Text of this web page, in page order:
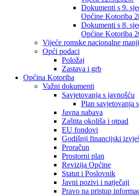
Dokumenti s 9.
Općine Kotoriba
Dokumenti s 8.
Općine Kotoriba
Vijeće romske nacionalne
Opći podaci
Položaj
Zastava i grb
Općina Kotoriba
Važni dokumenti
Savjetovanja s javnošću
Plan savjetovanja
Javna nabava
Zaštita okoliša i otpad
EU fondovi
Godišnji financijski
Proračun
Prostorni plan
Revizija Općine
Statut i Poslovnik
Javni pozivi i natječaji
Pravo na pristup